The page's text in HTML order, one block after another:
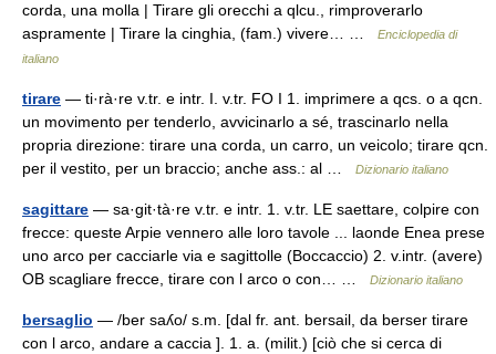
corda, una molla | Tirare gli orecchi a qlcu., rimproverarlo
aspramente | Tirare la cinghia, (fam.) vivere… …
Enciclopedia di
italiano
tirare — ti·rà·re v.tr. e intr. I. v.tr. FO I 1. imprimere a qcs. o a qcn.
un movimento per tenderlo, avvicinarlo a sé, trascinarlo nella
propria direzione: tirare una corda, un carro, un veicolo; tirare qcn.
per il vestito, per un braccio; anche ass.: al …
Dizionario italiano
sagittare — sa·git·tà·re v.tr. e intr. 1. v.tr. LE saettare, colpire con
frecce: queste Arpie vennero alle loro tavole ... laonde Enea prese
uno arco per cacciarle via e sagittolle (Boccaccio) 2. v.intr. (avere)
OB scagliare frecce, tirare con l arco o con… …
Dizionario italiano
bersaglio — /ber saʎo/ s.m. [dal fr. ant. bersail, da berser tirare
con l arco, andare a caccia ]. 1. a. (milit.) [ciò che si cerca di